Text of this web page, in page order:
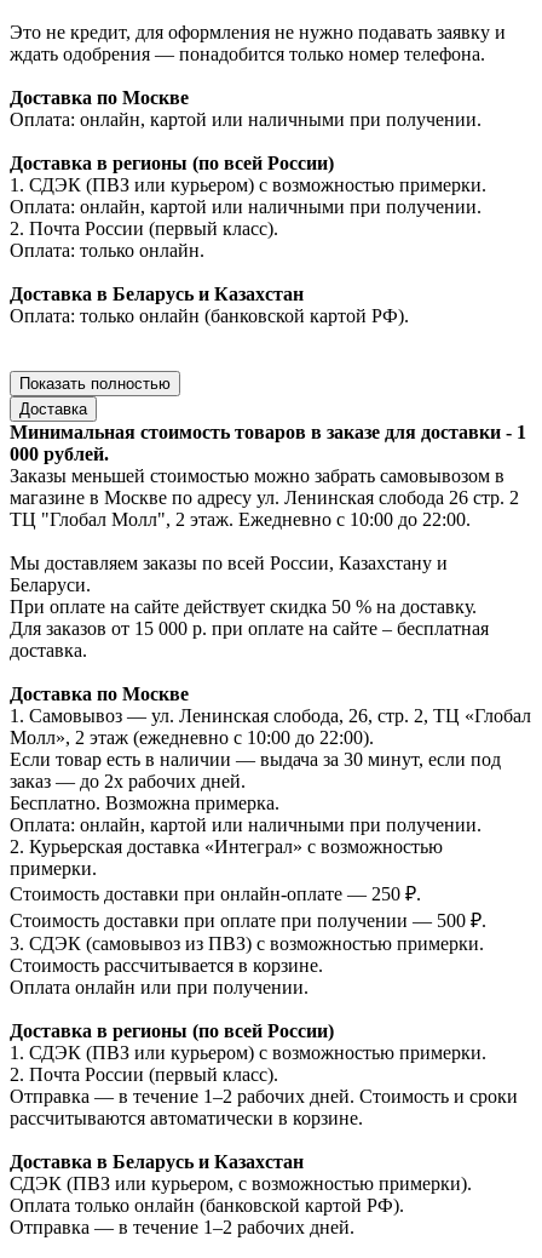
Это не кредит, для оформления не нужно подавать заявку и
ждать одобрения — понадобится только номер телефона.
Доставка по Москве
Оплата: онлайн, картой или наличными при получении.
Доставка в регионы (по всей России)
1. СДЭК (ПВЗ или курьером) с возможностью примерки.
Оплата: онлайн, картой или наличными при получении.
2. Почта России (первый класс).
Оплата: только онлайн.
Доставка в Беларусь и Казахстан
Оплата: только онлайн (банковской картой РФ).
Показать полностью
Доставка
Минимальная стоимость товаров в заказе для доставки - 1
000 рублей.
Заказы меньшей стоимостью можно забрать самовывозом в
магазине в Москве по адресу ул. Ленинская слобода 26 стр. 2
ТЦ "Глобал Молл", 2 этаж. Ежедневно с 10:00 до 22:00.
Мы доставляем заказы по всей России, Казахстану и
Беларуси.
При оплате на сайте действует скидка 50 % на доставку.
Для заказов от 15 000 р. при оплате на сайте – бесплатная
доставка.
Доставка по Москве
1. Самовывоз — ул. Ленинская слобода, 26, стр. 2, ТЦ «Глобал
Молл», 2 этаж (ежедневно с 10:00 до 22:00).
Если товар есть в наличии — выдача за 30 минут, если под
заказ — до 2х рабочих дней.
Бесплатно. Возможна примерка.
Оплата: онлайн, картой или наличными при получении.
2. Курьерская доставка «Интеграл» с возможностью
примерки.
Стоимость доставки при онлайн-оплате — 250 ₽.
Стоимость доставки при оплате при получении — 500 ₽.
3. СДЭК (самовывоз из ПВЗ) с возможностью примерки.
Стоимость рассчитывается в корзине.
Оплата онлайн или при получении.
Доставка в регионы (по всей России)
1. СДЭК (ПВЗ или курьером) с возможностью примерки.
2. Почта России (первый класс).
Отправка — в течение 1–2 рабочих дней. Стоимость и сроки
рассчитываются автоматически в корзине.
Доставка в Беларусь и Казахстан
СДЭК (ПВЗ или курьером, с возможностью примерки).
Оплата только онлайн (банковской картой РФ).
Отправка — в течение 1–2 рабочих дней.